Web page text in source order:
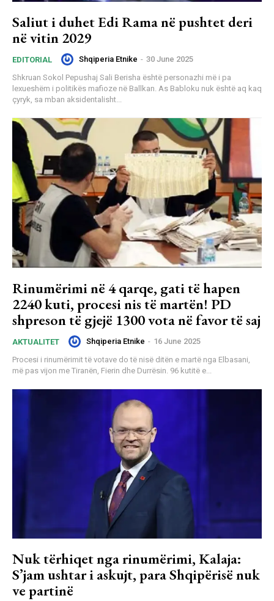
Saliut i duhet Edi Rama në pushtet deri
në vitin 2029
EDITORIAL Shqiperia Etnike - 30 June 2025
Shkruan Sokol Pepushaj Sali Berisha është personazhi më i pa
lexueshëm i politikës mafioze në Ballkan. As Babloku nuk është aq kaq
çyryk, sa mban aksidentalisht...
Rinumërimi në 4 qarqe, gati të hapen
2240 kuti, procesi nis të martën! PD
shpreson të gjejë 1300 vota në favor të saj
AKTUALITET Shqiperia Etnike - 16 June 2025
Procesi i rinumërimit të votave do të nisë ditën e martë nga Elbasani,
më pas vijon me Tiranën, Fierin dhe Durrësin. 96 kutitë e...
Nuk tërhiqet nga rinumërimi, Kalaja:
S’jam ushtar i askujt, para Shqipërisë nuk
ve partinë